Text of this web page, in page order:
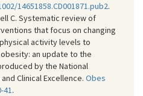
14651858.CD001871.pub2.
C. Systematic review of
that focus on changing
activity levels to
an update to the
by the National
Clinical Excellence. Obes
41 .